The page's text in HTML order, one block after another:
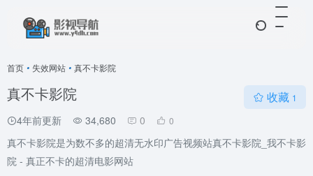
首页 • 失效网站 • 真不卡影院
真不卡影院
4年前更新 34,680 0 0
收藏 1
真不卡影院是为数不多的超清无水印广告视频站真不卡影院_我不卡影
院 - 真正不卡的超清电影网站